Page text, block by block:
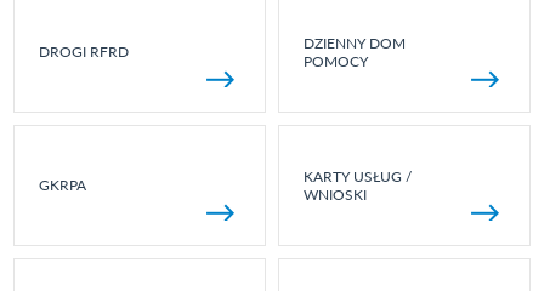
DROGI RFRD
DZIENNY DOM
POMOCY
GKRPA
KARTY USŁUG /
WNIOSKI